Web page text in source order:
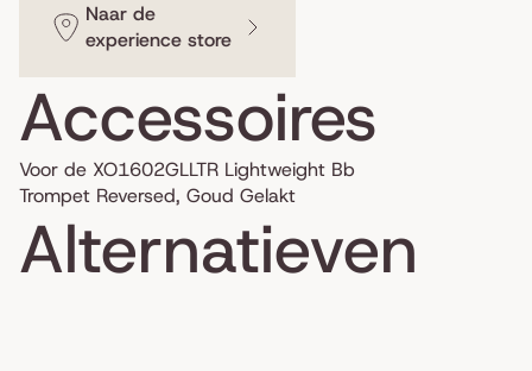
Naar de
experience store
Accessoires
Voor de XO1602GLLTR Lightweight Bb
Trompet Reversed, Goud Gelakt
Alternatieven